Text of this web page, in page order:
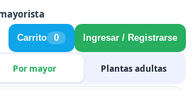
Por mayor Plantas adultas
Carrito 0 Ingresar / Registrarse